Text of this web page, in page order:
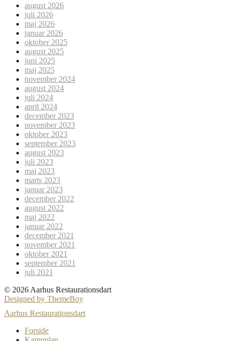
august 2026
juli 2026
maj 2026
januar 2026
oktober 2025
august 2025
juni 2025
maj 2025
november 2024
august 2024
juli 2024
april 2024
december 2023
november 2023
oktober 2023
september 2023
august 2023
juli 2023
maj 2023
marts 2023
januar 2023
december 2022
august 2022
maj 2022
januar 2022
december 2021
november 2021
oktober 2021
september 2021
juli 2021
© 2026 Aarhus Restaurationsdart
Designed by ThemeBoy
Aarhus Restaurationsdart
Forside